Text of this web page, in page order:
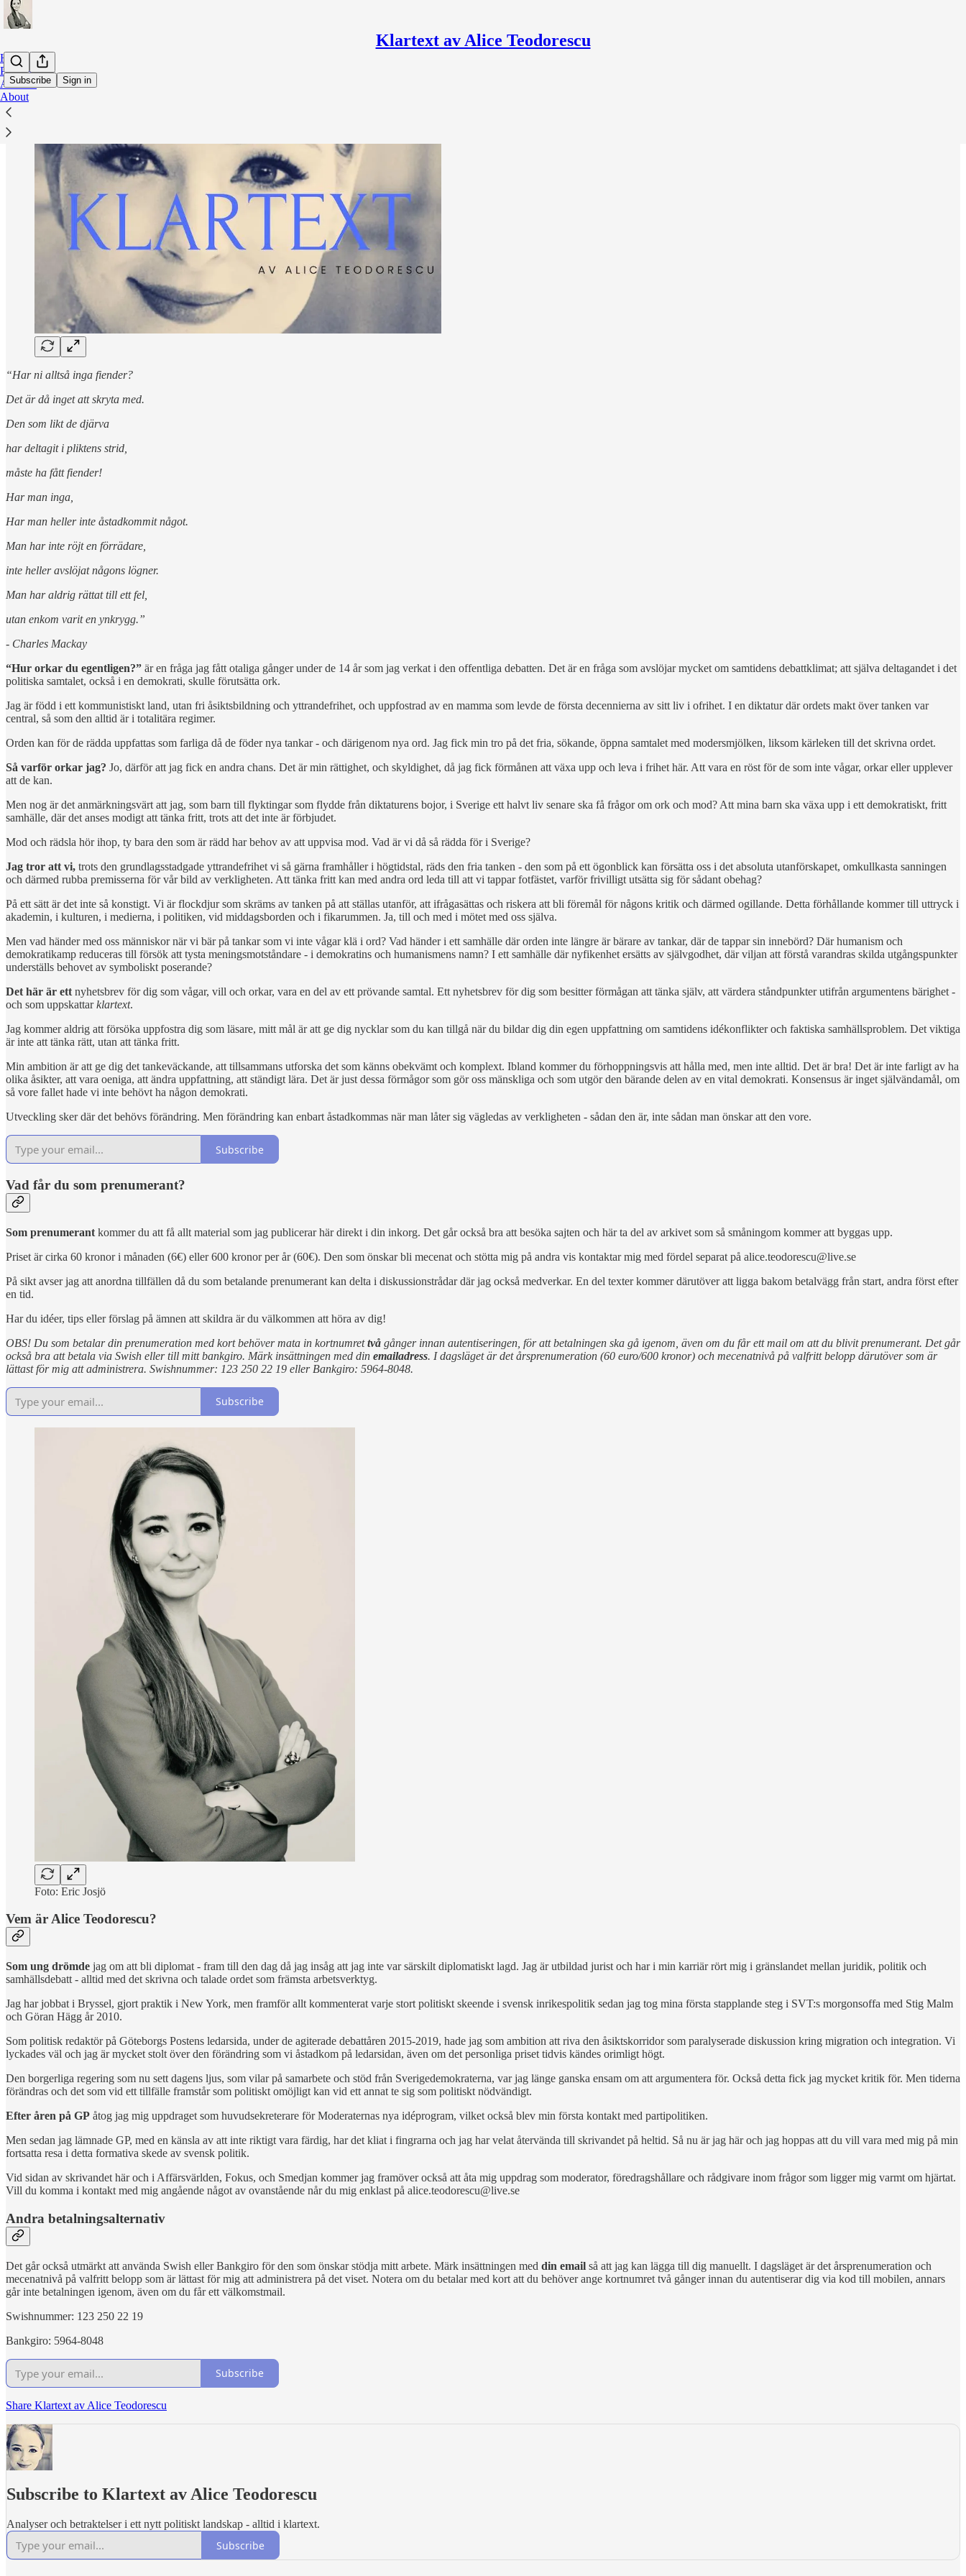
Klartext av Alice Teodorescu
Subscribe Sign in
Home
Podcast
Archive
About
“Har ni alltså inga fiender?
Det är då inget att skryta med.
Den som likt de djärva
har deltagit i pliktens strid,
måste ha fått fiender!
Har man inga,
Har man heller inte åstadkommit något.
Man har inte röjt en förrädare,
inte heller avslöjat någons lögner.
Man har aldrig rättat till ett fel,
utan enkom varit en ynkrygg.”
- Charles Mackay
“Hur orkar du egentligen?” är en fråga jag fått otaliga gånger under de 14 år som jag verkat i den offentliga debatten. Det är en fråga som avslöjar mycket om samtidens debattklimat; att själva deltagandet i det
politiska samtalet, också i en demokrati, skulle förutsätta ork.
Jag är född i ett kommunistiskt land, utan fri åsiktsbildning och yttrandefrihet, och uppfostrad av en mamma som levde de första decennierna av sitt liv i ofrihet. I en diktatur där ordets makt över tanken var
central, så som den alltid är i totalitära regimer.
Orden kan för de rädda uppfattas som farliga då de föder nya tankar - och därigenom nya ord. Jag fick min tro på det fria, sökande, öppna samtalet med modersmjölken, liksom kärleken till det skrivna ordet.
Så varför orkar jag? Jo, därför att jag fick en andra chans. Det är min rättighet, och skyldighet, då jag fick förmånen att växa upp och leva i frihet här. Att vara en röst för de som inte vågar, orkar eller upplever
att de kan.
Men nog är det anmärkningsvärt att jag, som barn till flyktingar som flydde från diktaturens bojor, i Sverige ett halvt liv senare ska få frågor om ork och mod? Att mina barn ska växa upp i ett demokratiskt, fritt
samhälle, där det anses modigt att tänka fritt, trots att det inte är förbjudet.
Mod och rädsla hör ihop, ty bara den som är rädd har behov av att uppvisa mod. Vad är vi då så rädda för i Sverige?
Jag tror att vi, trots den grundlagsstadgade yttrandefrihet vi så gärna framhåller i högtidstal, räds den fria tanken - den som på ett ögonblick kan försätta oss i det absoluta utanförskapet, omkullkasta sanningen
och därmed rubba premisserna för vår bild av verkligheten. Att tänka fritt kan med andra ord leda till att vi tappar fotfästet, varför frivilligt utsätta sig för sådant obehag?
På ett sätt är det inte så konstigt. Vi är flockdjur som skräms av tanken på att ställas utanför, att ifrågasättas och riskera att bli föremål för någons kritik och därmed ogillande. Detta förhållande kommer till uttryck i
akademin, i kulturen, i medierna, i politiken, vid middagsborden och i fikarummen. Ja, till och med i mötet med oss själva.
Men vad händer med oss människor när vi bär på tankar som vi inte vågar klä i ord? Vad händer i ett samhälle där orden inte längre är bärare av tankar, där de tappar sin innebörd? Där humanism och
demokratikamp reduceras till försök att tysta meningsmotståndare - i demokratins och humanismens namn? I ett samhälle där nyfikenhet ersätts av självgodhet, där viljan att förstå varandras skilda utgångspunkter
underställs behovet av symboliskt poserande?
Det här är ett nyhetsbrev för dig som vågar, vill och orkar, vara en del av ett prövande samtal. Ett nyhetsbrev för dig som besitter förmågan att tänka själv, att värdera ståndpunkter utifrån argumentens bärighet -
och som uppskattarklartext.
Jag kommer aldrig att försöka uppfostra dig som läsare, mitt mål är att ge dig nycklar som du kan tillgå när du bildar dig din egen uppfattning om samtidens idékonflikter och faktiska samhällsproblem. Det viktiga
är inte att tänka rätt, utan att tänka fritt.
Min ambition är att ge dig det tankeväckande, att tillsammans utforska det som känns obekvämt och komplext. Ibland kommer du förhoppningsvis att hålla med, men inte alltid. Det är bra! Det är inte farligt av ha
olika åsikter, att vara oeniga, att ändra uppfattning, att ständigt lära. Det är just dessa förmågor som gör oss mänskliga och som utgör den bärande delen av en vital demokrati. Konsensus är inget självändamål, om
så vore fallet hade vi inte behövt ha någon demokrati.
Utveckling sker där det behövs förändring. Men förändring kan enbart åstadkommas när man låter sig vägledas av verkligheten - sådan den är, inte sådan man önskar att den vore.
Subscribe
Vad får du som prenumerant?
Som prenumerant kommer du att få allt material som jag publicerar här direkt i din inkorg. Det går också bra att besöka sajten och här ta del av arkivet som så småningom kommer att byggas upp.
Priset är cirka 60 kronor i månaden (6€) eller 600 kronor per år (60€). Den som önskar bli mecenat och stötta mig på andra vis kontaktar mig med fördel separat på alice.teodorescu@live.se
På sikt avser jag att anordna tillfällen då du som betalande prenumerant kan delta i diskussionstrådar där jag också medverkar. En del texter kommer därutöver att ligga bakom betalvägg från start, andra först efter
en tid.
Har du idéer, tips eller förslag på ämnen att skildra är du välkommen att höra av dig!
OBS! Du som betalar din prenumeration med kort behöver mata in kortnumrettvå gånger innan autentiseringen, för att betalningen ska gå igenom, även om du får ett mail om att du blivit prenumerant. Det går
också bra att betala via Swish eller till mitt bankgiro. Märk insättningen med din emailadress. I dagsläget är det årsprenumeration (60 euro/600 kronor) och mecenatnivå på valfritt belopp därutöver som är
lättast för mig att administrera. Swishnummer: 123 250 22 19 eller Bankgiro: 5964-8048.
Subscribe
Foto: Eric Josjö
Vem är Alice Teodorescu?
Som ung drömde jag om att bli diplomat - fram till den dag då jag insåg att jag inte var särskilt diplomatiskt lagd. Jag är utbildad jurist och har i min karriär rört mig i gränslandet mellan juridik, politik och
samhällsdebatt - alltid med det skrivna och talade ordet som främsta arbetsverktyg.
Jag har jobbat i Bryssel, gjort praktik i New York, men framför allt kommenterat varje stort politiskt skeende i svensk inrikespolitik sedan jag tog mina första stapplande steg i SVT:s morgonsoffa med Stig Malm
och Göran Hägg år 2010.
Som politisk redaktör på Göteborgs Postens ledarsida, under de agiterade debattåren 2015-2019, hade jag som ambition att riva den åsiktskorridor som paralyserade diskussion kring migration och integration. Vi
lyckades väl och jag är mycket stolt över den förändring som vi åstadkom på ledarsidan, även om det personliga priset tidvis kändes orimligt högt.
Den borgerliga regering som nu sett dagens ljus, som vilar på samarbete och stöd från Sverigedemokraterna, var jag länge ganska ensam om att argumentera för. Också detta fick jag mycket kritik för. Men tiderna
förändras och det som vid ett tillfälle framstår som politiskt omöjligt kan vid ett annat te sig som politiskt nödvändigt.
Efter åren på GP åtog jag mig uppdraget som huvudsekreterare för Moderaternas nya idéprogram, vilket också blev min första kontakt med partipolitiken.
Men sedan jag lämnade GP, med en känsla av att inte riktigt vara färdig, har det kliat i fingrarna och jag har velat återvända till skrivandet på heltid. Så nu är jag här och jag hoppas att du vill vara med mig på min
fortsatta resa i detta formativa skede av svensk politik.
Vid sidan av skrivandet här och i Affärsvärlden, Fokus, och Smedjan kommer jag framöver också att åta mig uppdrag som moderator, föredragshållare och rådgivare inom frågor som ligger mig varmt om hjärtat.
Vill du komma i kontakt med mig angående något av ovanstående når du mig enklast på alice.teodorescu@live.se
Andra betalningsalternativ
Det går också utmärkt att använda Swish eller Bankgiro för den som önskar stödja mitt arbete. Märk insättningen med din email så att jag kan lägga till dig manuellt. I dagsläget är det årsprenumeration och
mecenatnivå på valfritt belopp som är lättast för mig att administrera på det viset. Notera om du betalar med kort att du behöver ange kortnumret två gånger innan du autentiserar dig via kod till mobilen, annars
går inte betalningen igenom, även om du får ett välkomstmail.
Swishnummer: 123 250 22 19
Bankgiro: 5964-8048
Subscribe
Share Klartext av Alice Teodorescu
Subscribe to Klartext av Alice Teodorescu
Analyser och betraktelser i ett nytt politiskt landskap - alltid i klartext.
Subscribe